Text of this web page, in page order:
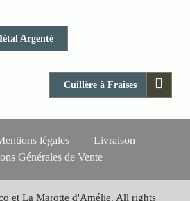
Argenté
Cuillère à Fraises
légales
Livraison
Générales de Vente
et La Marotte d'Amélie. All rights